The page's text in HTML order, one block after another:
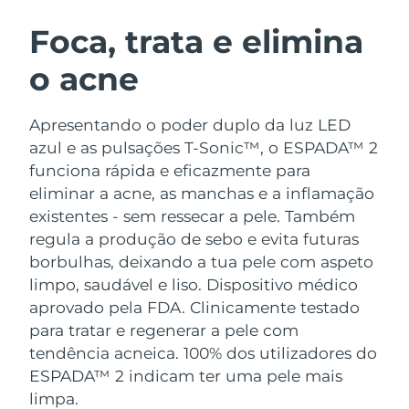
Foca, trata e elimina
o acne
Apresentando o poder duplo da luz LED
azul e as pulsações T-Sonic™, o ESPADA™ 2
funciona rápida e eficazmente para
eliminar a acne, as manchas e a inflamação
existentes - sem ressecar a pele. Também
regula a produção de sebo e evita futuras
borbulhas, deixando a tua pele com aspeto
limpo, saudável e liso. Dispositivo médico
aprovado pela FDA. Clinicamente testado
para tratar e regenerar a pele com
tendência acneica. 100% dos utilizadores do
ESPADA™ 2 indicam ter uma pele mais
limpa.
LUNA™ 4 kit
Anti-aging massage
LUNA™ 4 Plus
Massage, LED heating
LUNA™ 4 Men
For men, anti-aging massage
BEAR™ 2 kit
Microcurrent toning
BEAR™ 2 go
Microcurrent toning on-the-go
BEAR™ 2 eyes & lips
Microcurrent line smoothing device
Hidratação
UFO™ 3 kit
Deep facial hydration
UFO™ 3 LED
Near-infrared and red light therapy
device
Cuidado oral
issa™ 4
Hybrid silicone sonic toothbrush
issa™ 4 plus
Smart hybrid silicone sonic toothbrush
TRATAMENTO ANTIENVELHECIMENTO
FAQ™
Antienvelhecimento
NEW
Áustria Entrega prevista
Barein
Bélgica
Bermudas Entrega prevista8/17/26
Bósnia e
Herzegovina
Entrega prevista8/14/26
Brunei Entrega prevista8/16/26
Bulgária Entrega prevista8/11/26
Canadá Entrega prevista8/15/26
Chile